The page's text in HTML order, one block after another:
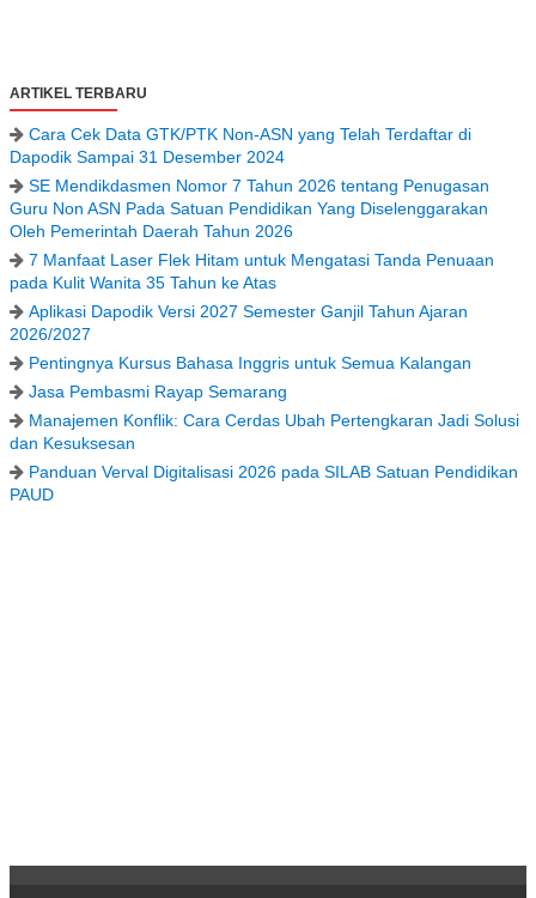
ARTIKEL TERBARU
Cara Cek Data GTK/PTK Non-ASN yang Telah Terdaftar di
Dapodik Sampai 31 Desember 2024
SE Mendikdasmen Nomor 7 Tahun 2026 tentang Penugasan
Guru Non ASN Pada Satuan Pendidikan Yang Diselenggarakan
Oleh Pemerintah Daerah Tahun 2026
7 Manfaat Laser Flek Hitam untuk Mengatasi Tanda Penuaan
pada Kulit Wanita 35 Tahun ke Atas
Aplikasi Dapodik Versi 2027 Semester Ganjil Tahun Ajaran
2026/2027
Pentingnya Kursus Bahasa Inggris untuk Semua Kalangan
Jasa Pembasmi Rayap Semarang
Manajemen Konflik: Cara Cerdas Ubah Pertengkaran Jadi Solusi
dan Kesuksesan
Panduan Verval Digitalisasi 2026 pada SILAB Satuan Pendidikan
PAUD